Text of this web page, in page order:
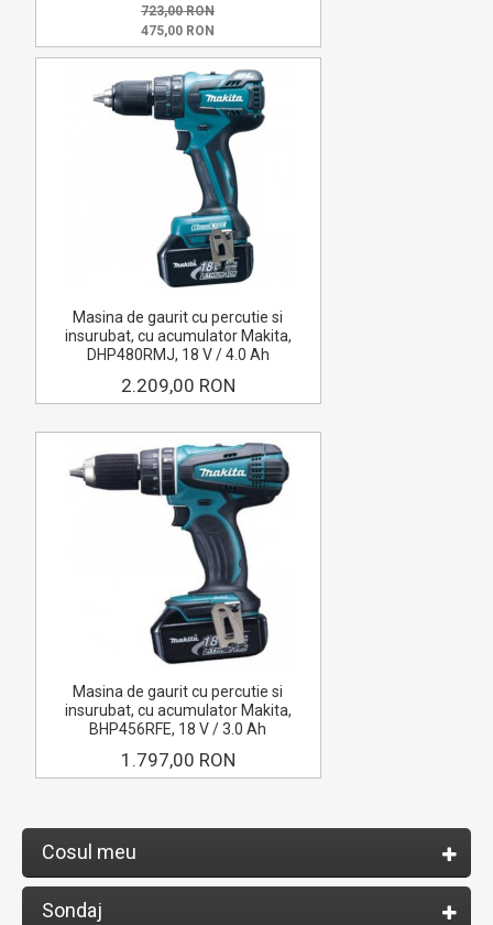
723,00 RON
475,00 RON
Masina de gaurit cu percutie si
insurubat, cu acumulator Makita,
DHP480RMJ, 18 V / 4.0 Ah
2.209,00 RON
Masina de gaurit cu percutie si
insurubat, cu acumulator Makita,
BHP456RFE, 18 V / 3.0 Ah
1.797,00 RON
Cosul meu
Sondaj